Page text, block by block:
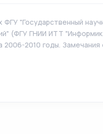
"Государственный
(ФГУ ГНИИ ИТТ
2010 годы.